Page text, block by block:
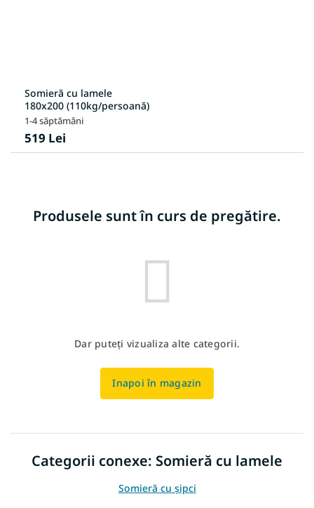
Somieră cu lamele
180x200 (110kg/persoană)
1-4 săptămâni
519 Lei
Produsele sunt în curs de pregătire.
Dar puteţi vizualiza alte categorii.
Inapoi în magazin
Categorii conexe: Somieră cu lamele
Somieră cu șipci